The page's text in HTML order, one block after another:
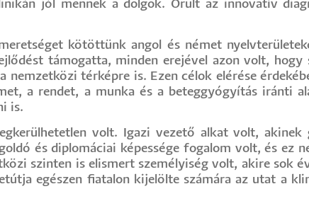
jól mennek a dolgok. Örült az innovatív
kötöttünk angol és német
támogatta, minden erejével azon volt,
nemzetközi térképre is. Ezen célok elérése
a rendet, a munka és a beteggyógyítás iránti
is.
volt. Igazi vezető alkat volt, akinek
és diplomáciai képessége fogalom volt, és ez
szinten is elismert személyiség volt, akire sok
egészen fiatalon kijelölte számára az utat a